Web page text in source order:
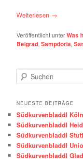
Weiterlesen →
Veröffentlicht unterWas
Belgrad,Sampdoria,
u
h
n
NEUESTE BEITRÄGE
Südkurvenbladdl
Südkurvenbladdl
Südkurvenbladdl
Südkurvenbladdl
Südkurvenbladdl